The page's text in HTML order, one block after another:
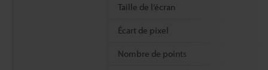
Taille de l’écran
Écart de pixel
Nombre de points